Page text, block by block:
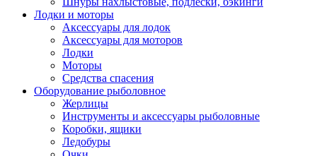
Лодки и моторы
Аксессуары для лодок
Аксессуары для моторов
Лодки
Моторы
Средства спасения
Оборудование рыболовное
Жерлицы
Инструменты и аксессуары рыболовные
Коробки, ящики
Ледобуры